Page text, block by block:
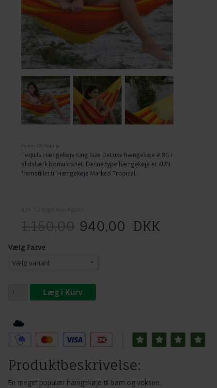
Varenr.G8-Tequila
Tequila Hængekøje King Size DeLuxe hængekøje # 8G i
slidstærk bomuldsnet. Denne type hængekøje er KUN
fremstillet til Hængekøje Marked Tropical.
1.150,00 940,00 DKK
Vælg Farve
Læg i Kurv
Produktbeskrivelse:
En meget populær hængekøje til børn og voksne.